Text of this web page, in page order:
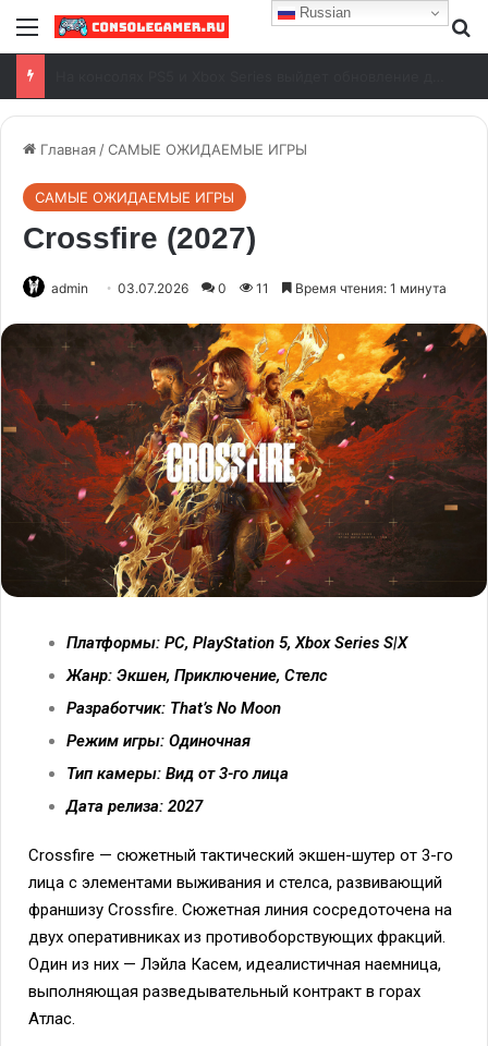
Главная /САМЫЕ ОЖИДАЕМЫЕ ИГРЫ
САМЫЕ ОЖИДАЕМЫЕ ИГРЫ
Crossfire (2027)
admin 03.07.2026 0 11 Время чтения: 1 минута
Платформы: PC, PlayStation 5, Xbox Series S|X
Жанр: Экшен, Приключение, Стелс
Разработчик: That’s No Moon
Режим игры: Одиночная
Тип камеры: Вид от 3-го лица
Дата релиза: 2027
Crossfire — сюжетный тактический экшен-шутер от 3-го
лица с элементами выживания и стелса, развивающий
франшизу Crossfire. Сюжетная линия сосредоточена на
двух оперативниках из противоборствующих фракций.
Один из них — Лэйла Касем, идеалистичная наемница,
выполняющая разведывательный контракт в горах
Атлас.
Russian